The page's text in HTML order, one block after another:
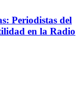
Periodistas del
en la Radio